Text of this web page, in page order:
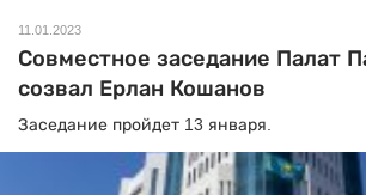
11.01.2023
Совместное заседание Палат
созвал Ерлан Кошанов
Заседание пройдет 13 января.